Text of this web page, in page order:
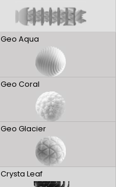
Geo Aqua
Geo Coral
Geo Glacier
Crysta Leaf